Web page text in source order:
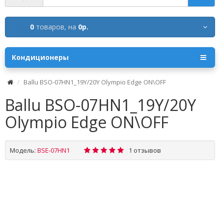
0 товаров, на 0р.
Кондиционеры
Ballu BSO-07HN1_19Y/20Y Olympio Edge ON\OFF
Ballu BSO-07HN1_19Y/20Y
Olympio Edge ON\OFF
Модель: BSE-07HN1 1 отзывов